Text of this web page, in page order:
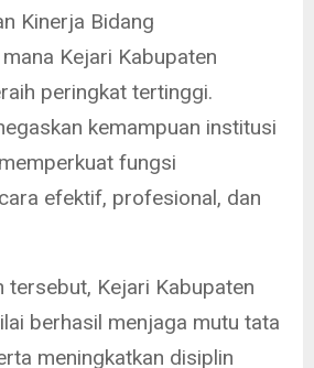
Kinerja Bidang
Kejari Kabupaten
peringkat tertinggi.
kemampuan institusi
fungsi
efektif, profesional, dan
tersebut, Kejari Kabupaten
berhasil menjaga mutu tata
meningkatkan disiplin